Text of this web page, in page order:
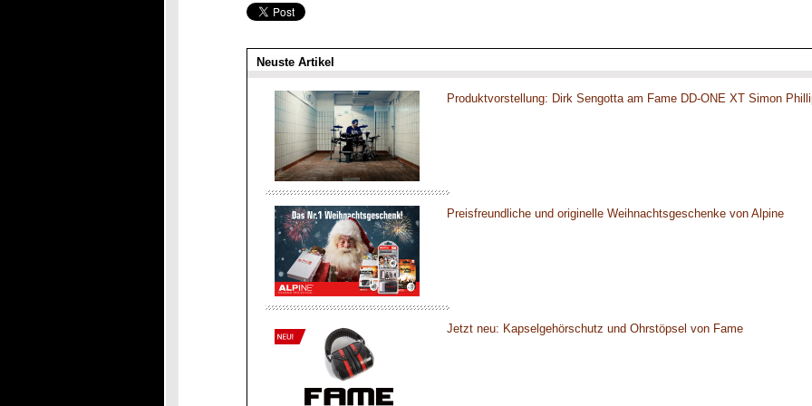
Neuste Artikel
Produktvorstellung: Dirk Sengotta am Fame DD-ONE XT Simon
Preisfreundliche und originelle Weihnachtsgeschenke von Alpine
Jetzt neu: Kapselgehörschutz und Ohrstöpsel von Fame